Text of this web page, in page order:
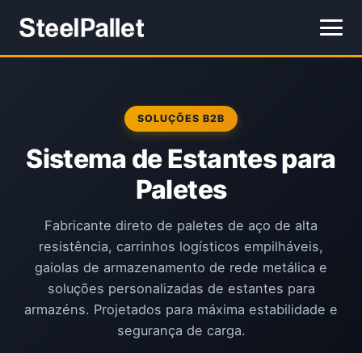
SOLUÇÕES B2B
Sistema de Estantes para
Paletes
Fabricante direto de paletes de aço de alta
resistência, carrinhos logísticos empilháveis,
gaiolas de armazenamento de rede metálica e
soluções personalizadas de estantes para
armazéns. Projetados para máxima estabilidade e
segurança de carga.